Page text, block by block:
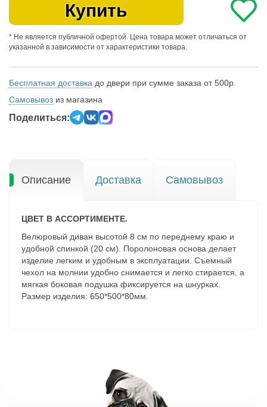
Купить
* Не является публичной офертой. Цена товара может отличаться от
указанной в зависимости от характеристики товара.
Бесплатная доставка до двери при сумме заказа от 500р.
Самовывоз из магазина
Поделиться:
Описание Доставка Самовывоз
ЦВЕТ В АССОРТИМЕНТЕ.
Велюровый диван высотой 8 см по переднему краю и
удобной спинкой (20 см). Поролоновая основа делает
изделие легким и удобным в эксплуатации. Съемный
чехол на молнии удобно снимается и легко стирается, а
мягкая боковая подушка фиксируется на шнурках.
Размер изделия: 650*500*80мм.